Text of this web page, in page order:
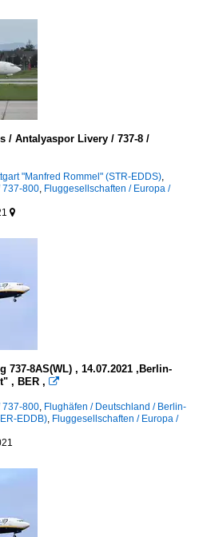
/ Antalyaspor Livery / 737-8 /
"Manfred Rommel" (STR-EDDS),
737-800, Fluggesellschaften / Europa /

737-8AS(WL) , 14.07.2021 ,Berlin-
, BER , 
737-800, Flughäfen / Deutschland / Berlin-
EDDB), Fluggesellschaften / Europa /